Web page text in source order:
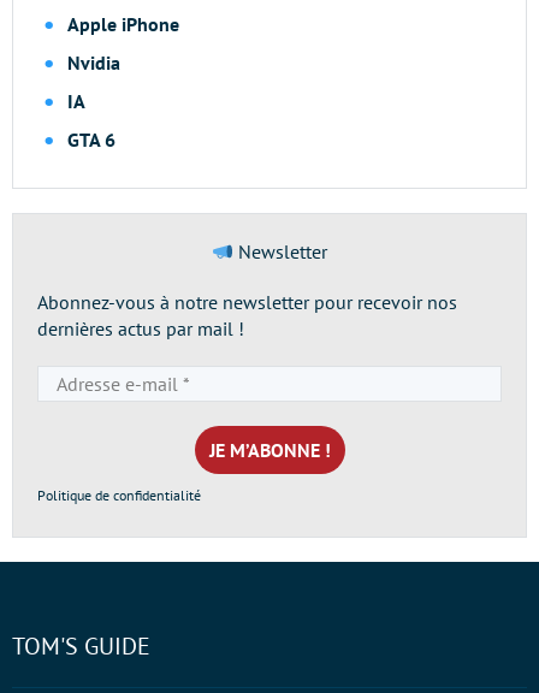
Apple iPhone
Nvidia
IA
GTA 6
Newsletter
Abonnez-vous à notre newsletter pour recevoir nos
dernières actus par mail !
e-
mail
*
Politique de confidentialité
TOM'S GUIDE